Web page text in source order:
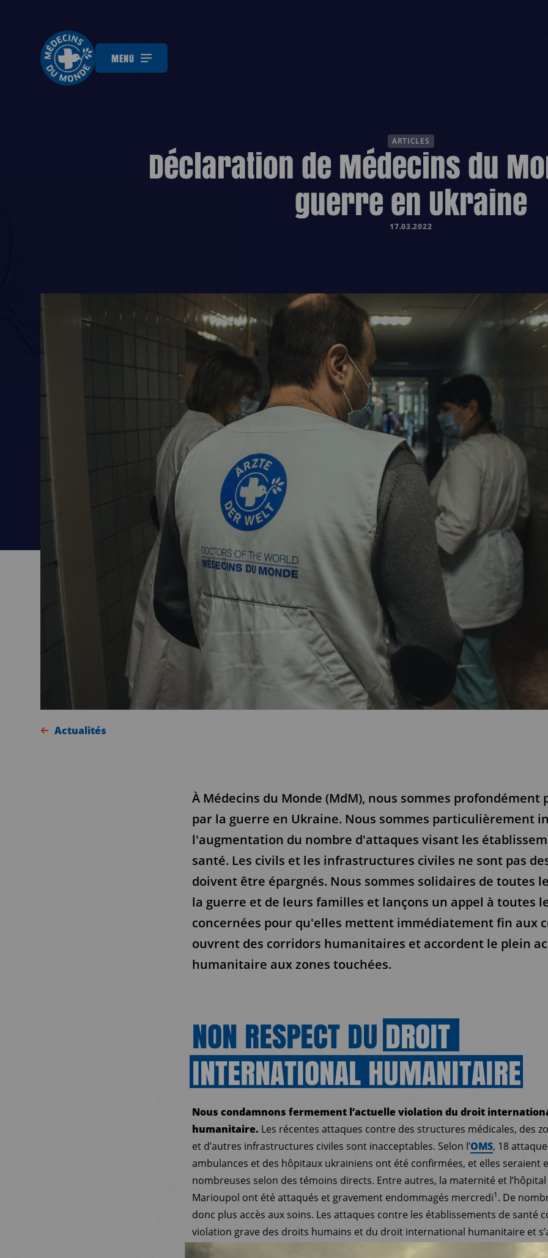
MENU ESPACE
ARTICLES
Déclaration de Médecins du
guerre en Ukraine
17.03.2022
Actualités
À Médecins du Monde (MdM), nous sommes profondément
par la guerre en Ukraine. Nous sommes particulièrement
l'augmentation du nombre d'attaques visant les
santé. Les civils et les infrastructures civiles ne sont pas
doivent être épargnés. Nous sommes solidaires de toutes
la guerre et de leurs familles et lançons un appel à toutes
concernées pour qu'elles mettent immédiatement fin aux
ouvrent des corridors humanitaires et accordent le plein
humanitaire aux zones touchées.
NON RESPECT DU DROIT
INTERNATIONALHUMANITAIRE
Nous condamnons fermement l’actuelle violation du droit
humanitaire. Les récentes attaques contre des structures médicales, des
et d’autres infrastructures civiles sont inacceptables. Selon l’OMS, 18
ambulances et des hôpitaux ukrainiens ont été confirmées, et elles seraient
nombreuses selon des témoins directs. Entre autres, la maternité et
Marioupol ont été attaqués et gravement endommagés mercredi1. De
donc plus accès aux soins. Les attaques contre les établissements de santé
violation grave des droits humains et du droit international humanitaire et
des crimes de guerre. L’intégrité des civils et des infrastructures civiles doit